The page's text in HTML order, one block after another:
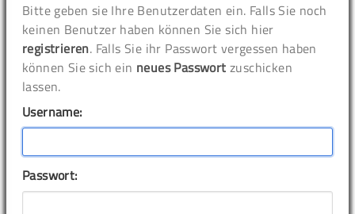
Bitte geben sie Ihre Benutzerdaten ein. Falls Sie noch
keinen Benutzer haben können Sie sich hier
registrieren. Falls Sie ihr Passwort vergessen haben
können Sie sich ein neues Passwort zuschicken
lassen.
Username:
Passwort: